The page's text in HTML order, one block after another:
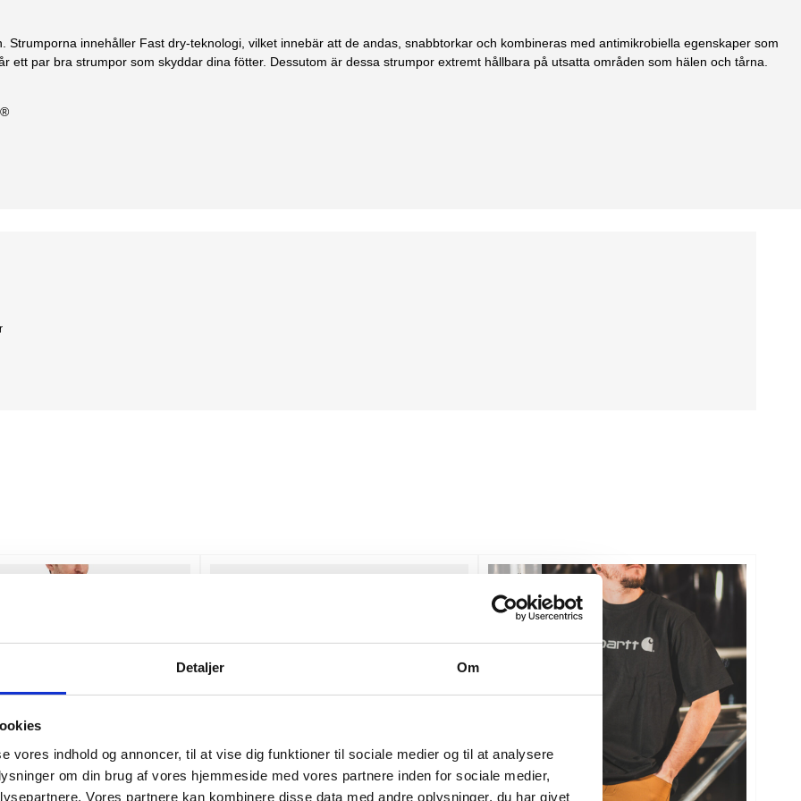
Detaljer Om
vores indhold og annoncer, til at vise dig funktioner til sociale medier og til at analysere
om din brug af vores hjemmeside med vores partnere inden for sociale medier,
Vores partnere kan kombinere disse data med andre oplysninger, du har givet
innehåller Fast dry-teknologi, vilket innebär att de andas, snabbtorkar och kombineras med antimikrobiella egenskaper som
ett par bra strumpor som skyddar dina fötter. Dessutom är dessa strumpor extremt hållbara på utsatta områden som hälen och tårna.